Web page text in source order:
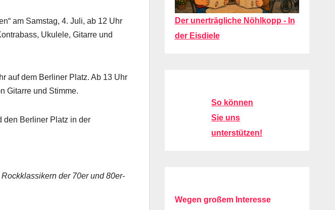
am Samstag, 4. Juli, ab 12 Uhr
Ukulele, Gitarre und
auf dem Berliner Platz. Ab 13 Uhr
Gitarre und Stimme.
den Berliner Platz in der
der 70er und 80er-
Der unerträgliche Nöhlkopp - In
der Eisdiele
So können
Sie uns
unterstützen!
Wegen großem Interesse